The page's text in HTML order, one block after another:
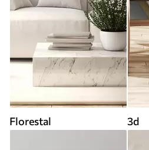
Florestal 3d